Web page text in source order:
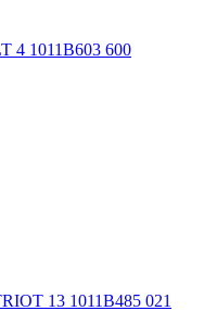
4 1011B603 600
13 1011B485 021